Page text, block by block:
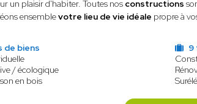
un plaisir d'habiter. Toutes nos constructions
ensemblevotre lieu de vie idéale propre à
de biens
/ écologique
en bois
9